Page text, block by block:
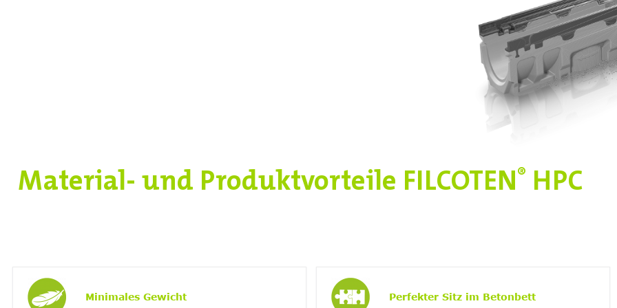
Material- und Produktvorteile FILCOTEN® HPC
Minimales Gewicht Perfekter Sitz im Betonbett